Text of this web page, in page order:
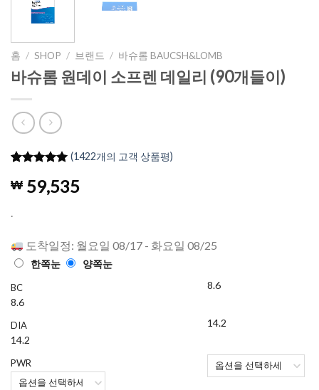
홈 / SHOP / 브랜드 / 바슈롬 BAUCSH&LOMB
바슈롬 원데이 소프렌 데일리 (90개들이)
고객 평가
를 기준으
점에
(1422개의 고객 상품평)
₩ 59,535
.
도착일정: 월요일 08/17 - 화요일 08/25
한쪽눈 양쪽눈
BC
8.6
DIA
14.2
PWR
8.6
14.2